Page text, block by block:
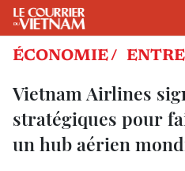
ÉCONOMIE /
Vietnam Airlines
stratégiques pour
un hub aérien